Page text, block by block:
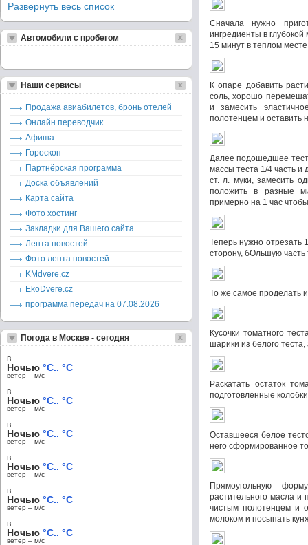
Сначала нужно
ингредиенты в
15 минут в теплом
К опаре добавить
соль, хорошо
и замесить
полотенцем и оставить
Далее подошедшее
массы теста 1/4 часть и
ст. л. муки, замесить
положить в разные
примерно на 1 час
Теперь нужно отрезать
сторону, бОльшую часть
То же самое проделать
Кусочки томатного
шарики из белого
Раскатать остаток
подготовленные
Оставшееся белое
него сформированное
Прямоугольную
растительного масла
чистым полотенцем и
молоком и посыпать
Развернуть весь список
Автомобили с пробегом
Наши сервисы
Продажа авиабилетов, бронь отелей
Онлайн переводчик
Афиша
Гороскоп
Партнёрская программа
Доска объявлений
Карта сайта
Фото хостинг
Закладки для Вашего сайта
Лента новостей
Фото лента новостей
KMdvere.cz
EkoDvere.cz
программа передач на 07.08.2026
Погода в Москве - сегодня
в
Ночью °C.. °C
ветер – м/c
в
Ночью °C.. °C
ветер – м/c
в
Ночью °C.. °C
ветер – м/c
в
Ночью °C.. °C
ветер – м/c
в
Ночью °C.. °C
ветер – м/c
в
Ночью °C.. °C
ветер – м/c